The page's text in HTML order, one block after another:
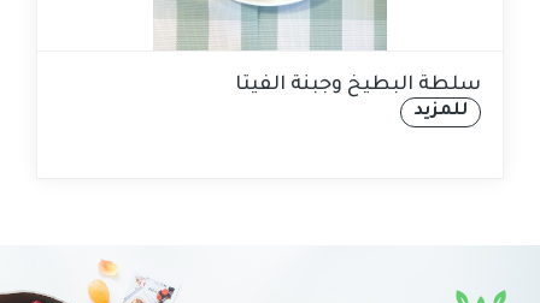
سلطة البطيخ وجبنة الفيتا